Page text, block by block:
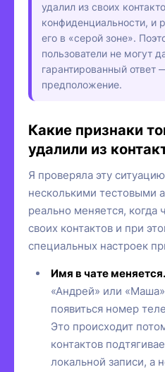
удалил из своих
конфиденциальности, и
его в «серой зоне».
пользователи не могут
гарантированный ответ
предположение.
Какие признаки
удалили из
Я проверяла эту
несколькими тестовыми
реально меняется, когда
своих контактов и при
специальных настроек
Имя в чате меняется.
«Андрей» или
появиться номер
Это происходит
контактов
локальной записи, а